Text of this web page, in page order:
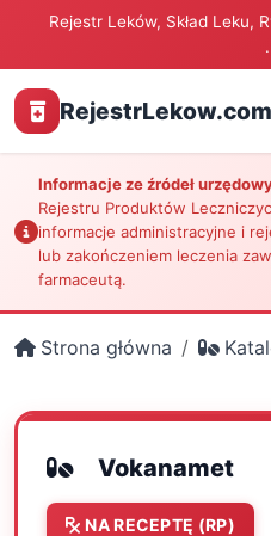
Rejestr Leków, Skład Leku,
.
RejestrLekow.com
Informacje ze źródeł
Rejestru Produktów
informacje administracyjne i
lub zakończeniem leczenia
farmaceutą.
Strona główna
Vokanamet
NA RECEPTĘ (RP)